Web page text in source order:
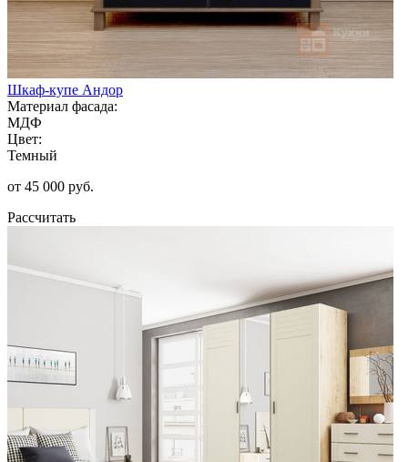
Шкаф-купе Андор
Материал фасада:
МДФ
Цвет:
Темный
от 45 000 руб.
Рассчитать